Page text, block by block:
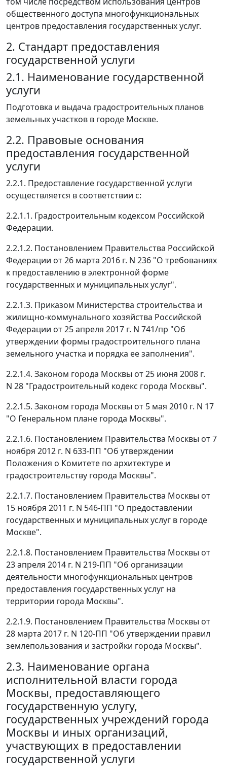
общественного доступа многофункциональных
центров предоставления государственных услуг.
2. Стандарт предоставления
государственной услуги
2.1. Наименование государственной
услуги
Подготовка и выдача градостроительных планов
земельных участков в городе Москве.
2.2. Правовые основания
предоставления государственной
услуги
2.2.1. Предоставление государственной услуги
осуществляется в соответствии с:
2.2.1.1. Градостроительным кодексом Российской
Федерации.
2.2.1.2. Постановлением Правительства Российской
Федерации от 26 марта 2016 г. N 236 "О требованиях
к предоставлению в электронной форме
государственных и муниципальных услуг".
2.2.1.3. Приказом Министерства строительства и
жилищно-коммунального хозяйства Российской
Федерации от 25 апреля 2017 г. N 741/пр "Об
утверждении формы градостроительного плана
земельного участка и порядка ее заполнения".
2.2.1.4. Законом города Москвы от 25 июня 2008 г.
N 28 "Градостроительный кодекс города Москвы".
2.2.1.5. Законом города Москвы от 5 мая 2010 г. N 17
"О Генеральном плане города Москвы".
2.2.1.6. Постановлением Правительства Москвы от 7
ноября 2012 г. N 633-ПП "Об утверждении
Положения о Комитете по архитектуре и
градостроительству города Москвы".
2.2.1.7. Постановлением Правительства Москвы от
15 ноября 2011 г. N 546-ПП "О предоставлении
государственных и муниципальных услуг в городе
Москве".
2.2.1.8. Постановлением Правительства Москвы от
23 апреля 2014 г. N 219-ПП "Об организации
деятельности многофункциональных центров
предоставления государственных услуг на
территории города Москвы".
2.2.1.9. Постановлением Правительства Москвы от
28 марта 2017 г. N 120-ПП "Об утверждении правил
землепользования и застройки города Москвы".
2.3. Наименование органа
исполнительной власти города
Москвы, предоставляющего
государственную услугу,
государственных учреждений города
Москвы и иных организаций,
участвующих в предоставлении
государственной услуги